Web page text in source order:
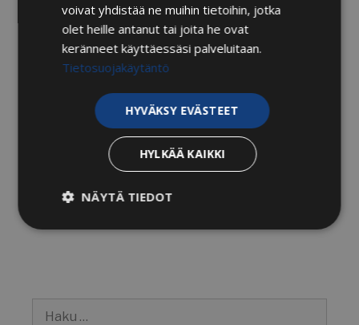
Seksuaalinen kiihottuminen saa klitoriksen
paisumaan, jolloin se täyttyy verellä, kasvaa ja
kovenee hieman.
Lähde: Tieteen kuvalehti, Väestöliitto & VK-
kustannus; Lantionpohjan fysioterapia 2020.
Raskauden keskeytyminen ja seksuaalisuus
Haku:
voivat yhdistää ne muihin tietoihin, jotka
olet heille antanut tai joita he ovat
keränneet käyttäessäsi palveluitaan.
Tietosuojakäytäntö
HYVÄKSY EVÄSTEET
HYLKÄÄ KAIKKI
NÄYTÄ TIEDOT
Ehdottomasti
Suorituskyvylliset